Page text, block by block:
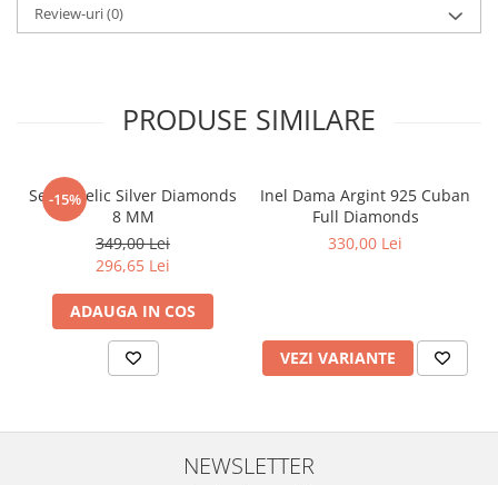
Review-uri(0)
PRODUSE SIMILARE
-15%
Set Angelic Silver Diamonds
8 MM
349,00 Lei
296,65 Lei
ADAUGA IN COS
Inel Dama Argint 925 Cuban
Full Diamonds
330,00 Lei
VEZI VARIANTE
NEWSLETTER